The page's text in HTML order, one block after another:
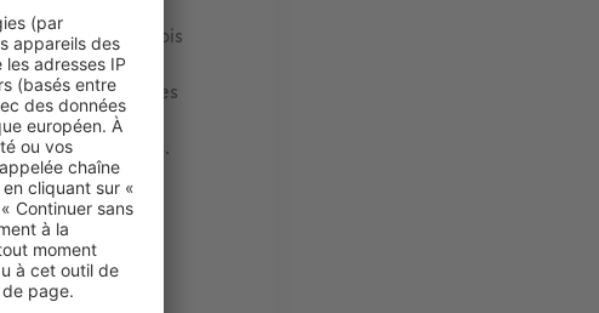
changer d'un mois
plus chersque
dont toutes les
de votre départ.
de son succès.
de prix.